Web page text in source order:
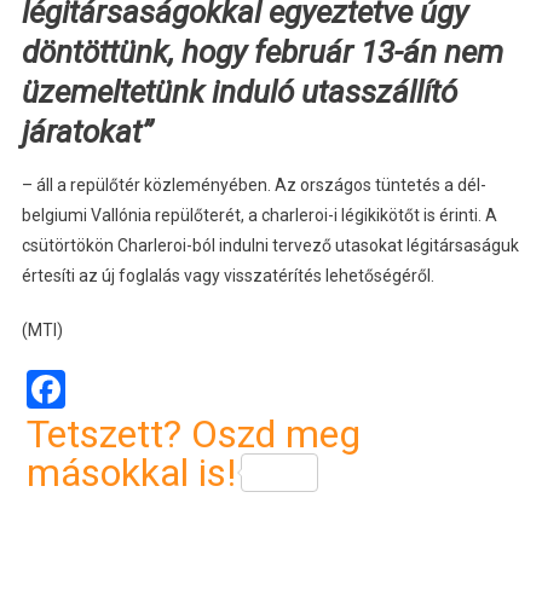
légitársaságokkal egyeztetve úgy
döntöttünk, hogy február 13-án nem
üzemeltetünk induló utasszállító
járatokat”
– áll a repülőtér közleményében. Az országos tüntetés a dél-
belgiumi Vallónia repülőterét, a charleroi-i légikikötőt is érinti. A
csütörtökön Charleroi-ból indulni tervező utasokat légitársaságuk
értesíti az új foglalás vagy visszatérítés lehetőségéről.
(MTI)
Facebook
Tetszett? Oszd meg
másokkal is!